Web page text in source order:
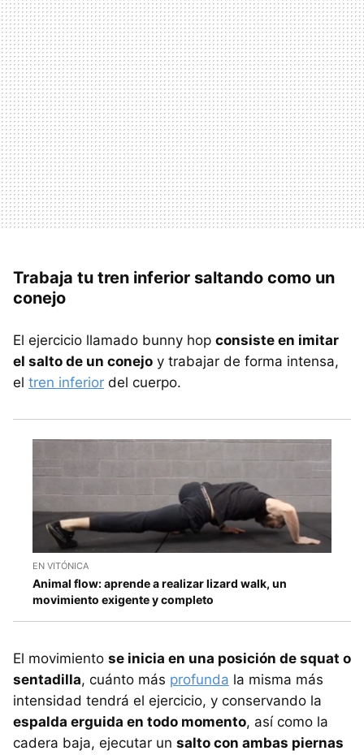
Trabaja tu tren inferior saltando como un
conejo
El ejercicio llamado bunny hop consiste en imitar
el salto de un conejo y trabajar de forma intensa,
el tren inferior del cuerpo.
EN VITÓNICA
Animal flow: aprende a realizar lizard walk, un
movimiento exigente y completo
El movimiento se inicia en una posición de squat o
sentadilla, cuánto más profunda la misma más
intensidad tendrá el ejercicio, y conservando la
espalda erguida en todo momento, así como la
cadera baja, ejecutar un salto con ambas piernas